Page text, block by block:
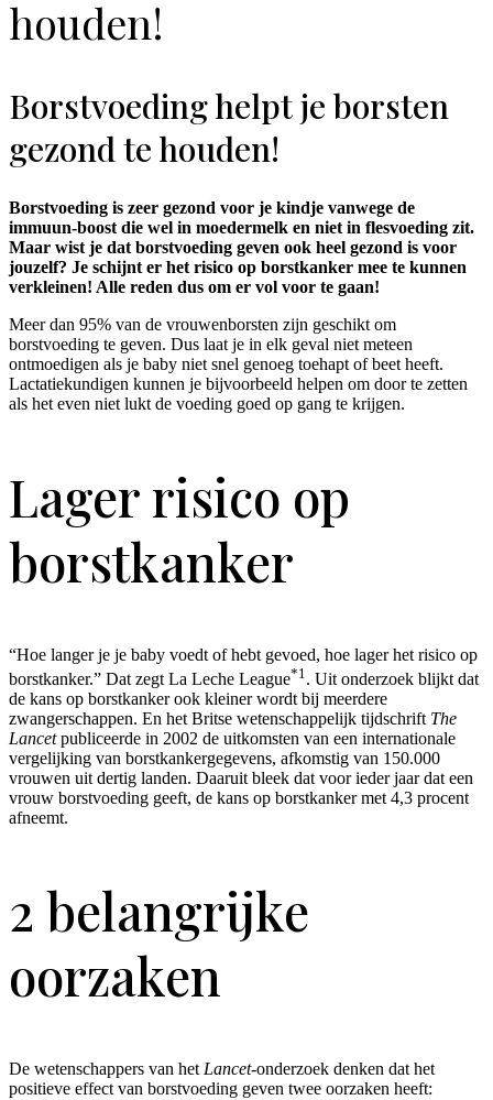
houden!
Borstvoeding helpt je borsten
gezond te houden!
Borstvoeding is zeer gezond voor je kindje vanwege de
immuun-boost die wel in moedermelk en niet in flesvoeding zit.
Maar wist je dat borstvoeding geven ook heel gezond is voor
jouzelf? Je schijnt er het risico op borstkanker mee te kunnen
verkleinen! Alle reden dus om er vol voor te gaan!
Meer dan 95% van de vrouwenborsten zijn geschikt om
borstvoeding te geven. Dus laat je in elk geval niet meteen
ontmoedigen als je baby niet snel genoeg toehapt of beet heeft.
Lactatiekundigen kunnen je bijvoorbeeld helpen om door te zetten
als het even niet lukt de voeding goed op gang te krijgen.
Lager risico op
borstkanker
“Hoe langer je je baby voedt of hebt gevoed, hoe lager het risico op
borstkanker.” Dat zegt La Leche League*1 . Uit onderzoek blijkt dat
de kans op borstkanker ook kleiner wordt bij meerdere
zwangerschappen. En het Britse wetenschappelijk tijdschrift The
Lancetpubliceerde in 2002 de uitkomsten van een internationale
vergelijking van borstkankergegevens, afkomstig van 150.000
vrouwen uit dertig landen. Daaruit bleek dat voor ieder jaar dat een
vrouw borstvoeding geeft, de kans op borstkanker met 4,3 procent
afneemt.
2 belangrijke
oorzaken
De wetenschappers van het Lancet-onderzoek denken dat het
positieve effect van borstvoeding geven twee oorzaken heeft: